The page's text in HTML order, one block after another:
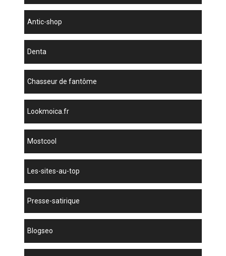
antic-shop
denta
chasseur de fantôme
lookmoica.fr
mostcool
les-sites-au-top
presse-satirique
blogseo